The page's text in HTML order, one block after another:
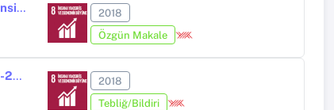
Kağızman İlçesinin Sürdürülebilir Yerel Kalkınması İçin Kırsal Turizm Potansiyelinin Değerlendirilmesi (Evaluation of Rural Tourism Potential for Sustainable Local Development of Kağızman District)
2018
Özgün Makale
Ekonomik Özgürlükler Penceresinden Türk Devletlerinin Ekonomisi (2010-2018)
2018
Tebliğ/Bildiri